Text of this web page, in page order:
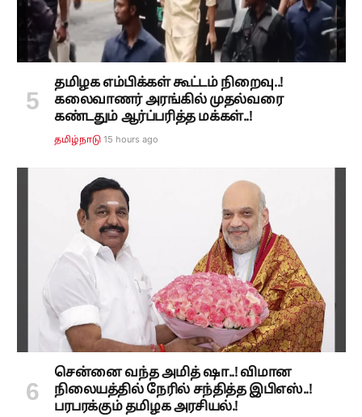
தமிழக எம்பிக்கள் கூட்டம் நிறைவு..!
கலைவாணர் அரங்கில் முதல்வரை
கண்டதும் ஆர்ப்பரித்த மக்கள்..!
தமிழ்நாடு 15 hours ago
சென்னை வந்த அமித் ஷா..! விமான
நிலையத்தில் நேரில் சந்தித்த இபிஎஸ்..!
பரபரக்கும் தமிழக அரசியல்.!